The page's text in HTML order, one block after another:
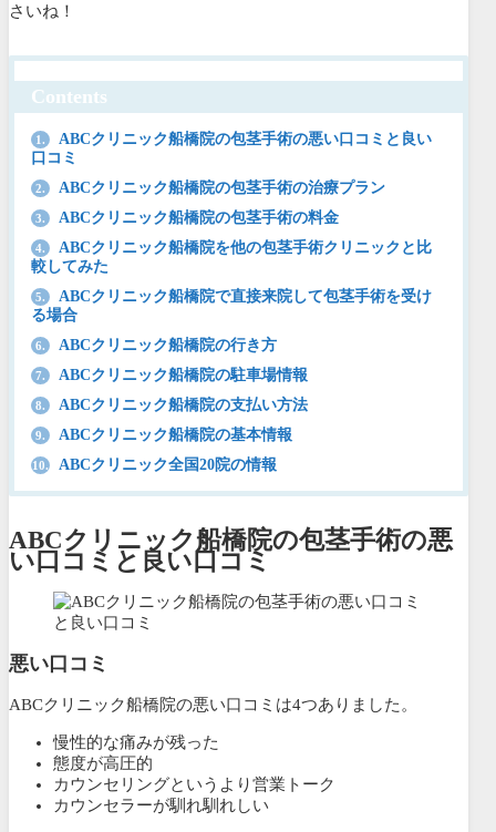
さいね！
Contents
1.
ABCクリニック船橋院の包茎手術の悪い口コミと良い
口コミ
2. ABCクリニック船橋院の包茎手術の治療プラン
3. ABCクリニック船橋院の包茎手術の料金
4.
ABCクリニック船橋院を他の包茎手術クリニックと比
較してみた
5.
ABCクリニック船橋院で直接来院して包茎手術を受け
る場合
6. ABCクリニック船橋院の行き方
7. ABCクリニック船橋院の駐車場情報
8. ABCクリニック船橋院の支払い方法
9. ABCクリニック船橋院の基本情報
10. ABCクリニック全国20院の情報
ABCクリニック船橋院の包茎手術の悪
い口コミと良い口コミ
悪い口コミ
ABCクリニック船橋院の悪い口コミは4つありました。
慢性的な痛みが残った
態度が高圧的
カウンセリングというより営業トーク
カウンセラーが馴れ馴れしい